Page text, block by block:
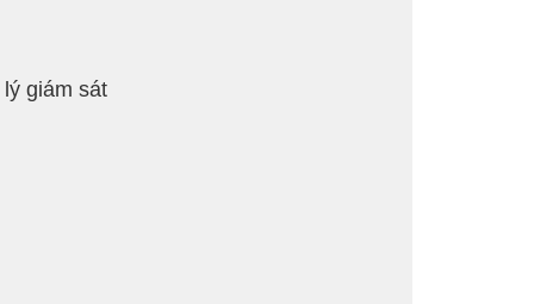
giám sát